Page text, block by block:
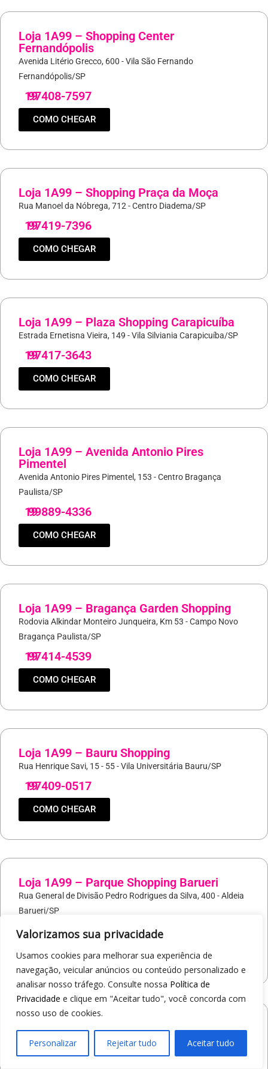
Valorizamos sua privacidade
Usamos cookies para melhorar sua experiência de
navegação, veicular anúncios ou conteúdo personalizado e
analisar nosso tráfego. Consulte nossa Política de
Privacidade e clique em "Aceitar tudo", você concorda com
nosso uso de cookies.
Personalizar Rejeitar tudo Aceitar tudo
Loja 1A99 – Shopping Center
Fernandópolis
Avenida Litério Grecco, 600 - Vila São Fernando
Fernandópolis/SP
19
97408-7597
COMO CHEGAR
Loja 1A99 – Shopping Praça da Moça
Rua Manoel da Nóbrega, 712 - Centro Diadema/SP
19
97419-7396
COMO CHEGAR
Loja 1A99 – Plaza Shopping Carapicuíba
Estrada Ernetisna Vieira, 149 - Vila Silviania Carapicuíba/SP
19
97417-3643
COMO CHEGAR
Loja 1A99 – Avenida Antonio Pires
Pimentel
Avenida Antonio Pires Pimentel, 153 - Centro Bragança
Paulista/SP
19
99889-4336
COMO CHEGAR
Loja 1A99 – Bragança Garden Shopping
Rodovia Alkindar Monteiro Junqueira, Km 53 - Campo Novo
Bragança Paulista/SP
19
97414-4539
COMO CHEGAR
Loja 1A99 – Bauru Shopping
Rua Henrique Savi, 15 - 55 - Vila Universitária Bauru/SP
19
97409-0517
COMO CHEGAR
Loja 1A99 – Parque Shopping Barueri
Rua General de Divisão Pedro Rodrigues da Silva, 400 - Aldeia
Barueri/SP
19
97421-9037
COMO CHEGAR
Loja 1A99 – North Shopping Barretos
Via Conselheiro Antonio Prado, 1400 - Pedro Cavaline
Barretos/SP